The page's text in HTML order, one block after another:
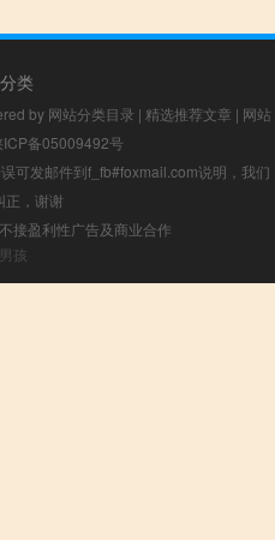
类
by 网站分类目录 | 精选推荐文章 | 网站
ICP备05009492号
可发邮件到f_fb#foxmail.com说明，我们
正，谢谢
接盈利性广告及商业合作
孩